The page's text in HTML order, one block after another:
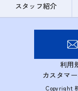
スタッフ紹介
利用
カスタマ
Copyright